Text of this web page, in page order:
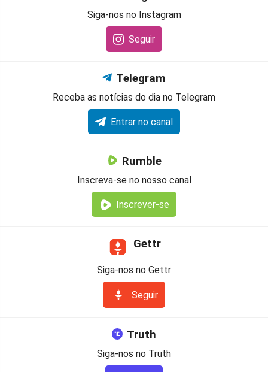
Siga-nos no Instagram
Seguir
Telegram
Receba as notícias do dia no Telegram
Entrar no canal
Rumble
Inscreva-se no nosso canal
Inscrever-se
Gettr
Siga-nos no Gettr
Seguir
Truth
Siga-nos no Truth